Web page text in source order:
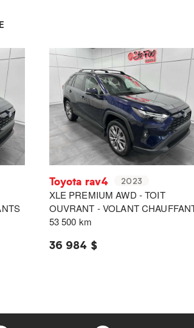
Toyota rav4 2023
XLE PREMIUM AWD - TOIT
OUVRANT - VOLANT
53 500 km
36 984 $